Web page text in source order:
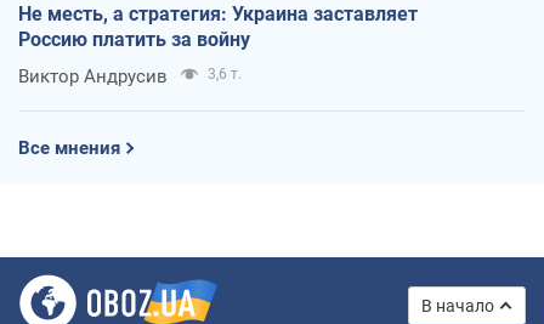
Не месть, а стратегия: Украина заставляет
Россию платить за войну
Виктор Андрусив 3,6 т.
Все мнения
В начало